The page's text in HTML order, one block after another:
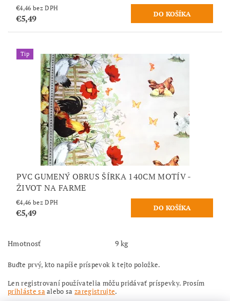
€4,46 bez DPH
€5,49
Tip
PVC GUMENÝ OBRUS ŠÍRKA 140CM MOTÍV -
ŽIVOT NA FARME
€4,46 bez DPH
€5,49
Hmotnosť 9 kg
Buďte prvý, kto napíše príspevok k tejto položke.
Len registrovaní používatelia môžu pridávať príspevky. Prosím
prihláste sa alebo sazaregistrujte.